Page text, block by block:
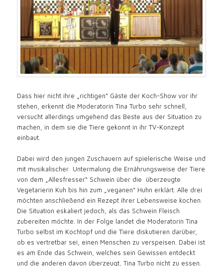
Dass hier nicht ihre „richtigen“ Gäste der Koch-Show vor ihr
stehen, erkennt die Moderatorin Tina Turbo sehr schnell,
versucht allerdings umgehend das Beste aus der Situation zu
machen, in dem sie die Tiere gekonnt in ihr TV-Konzept
einbaut.
Dabei wird den jungen Zuschauern auf spielerische Weise und
mit musikalischer Untermalung die Ernährungsweise der Tiere
von dem „Allesfresser“ Schwein über die überzeugte
Vegetarierin Kuh bis hin zum „veganen“ Huhn erklärt. Alle drei
möchten anschließend ein Rezept ihrer Lebensweise kochen.
Die Situation eskaliert jedoch, als das Schwein Fleisch
zubereiten möchte. In der Folge landet die Moderatorin Tina
Turbo selbst im Kochtopf und die Tiere diskutieren darüber,
ob es vertretbar sei, einen Menschen zu verspeisen. Dabei ist
es am Ende das Schwein, welches sein Gewissen entdeckt
und die anderen davon überzeugt, Tina Turbo nicht zu essen.